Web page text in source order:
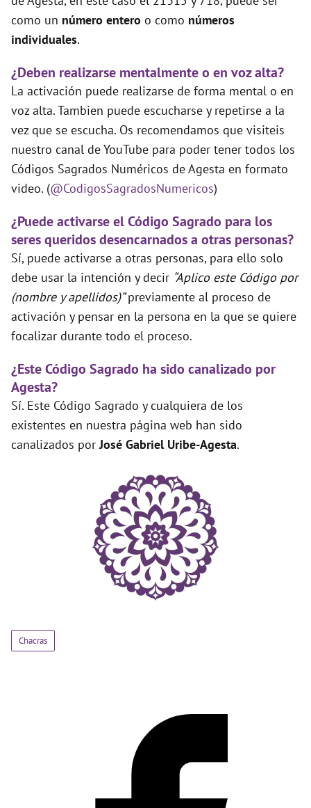
como un número entero o como números
individuales.
¿Deben realizarse mentalmente o en voz alta?
La activación puede realizarse de forma mental o en
voz alta. Tambien puede escucharse y repetirse a la
vez que se escucha. Os recomendamos que visiteis
nuestro canal de YouTube para poder tener todos los
Códigos Sagrados Numéricos de Agesta en formato
video. (@CodigosSagradosNumericos)
¿Puede activarse el Código Sagrado para los
seres queridos desencarnados a otras personas?
Sí, puede activarse a otras personas, para ello solo
debe usar la intención y decir “Aplico este Código por
(nombre y apellidos)”previamente al proceso de
activación y pensar en la persona en la que se quiere
focalizar durante todo el proceso.
¿Este Código Sagrado ha sido canalizado por
Agesta?
Sí. Este Código Sagrado y cualquiera de los
existentes en nuestra página web han sido
canalizados porJosé Gabriel Uribe-Agesta.
Chacras